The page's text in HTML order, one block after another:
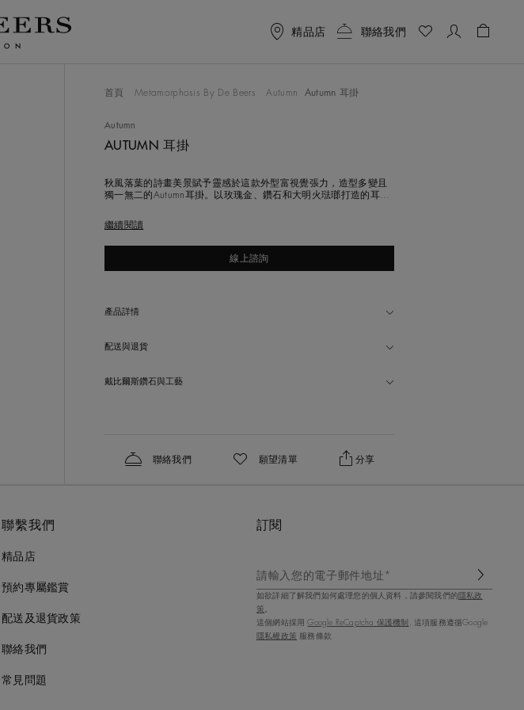
精品店 聯絡我們
導航，或選擇任何影像按鈕來變更上面的主影像
首頁 Metamorphosis By De Beers Autumn Autumn 耳掛
Autumn
AUTUMN 耳掛
秋風落葉的詩畫美景賦予靈感於這款外型富視覺張力，造型多變且
獨一無二的Autumn耳掛。以玫瑰金、鑽石和大明火琺瑯打造的耳掛
不可方物。雅緻的造型配上烈火般的漸變色調，讓人聯想到斑斕落
葉在秋風中飛舞時的動態和色彩。憑藉De Beers的創新設計和專業
繼續閱讀
線上諮詢
產品詳情
配送與退貨
戴比爾斯鑽石與工藝
聯絡我們 加入喜愛清單
願望清單 分享
聯繫我們
精品店
預約專屬鑑賞
配送及退貨政策
聯絡我們
常見問題
訂閱
請輸入您的電子郵件地址*
如欲詳細了解我們如何處理您的個人資料，請參閱我們的 隱私政
策 。
這個網站採用Google ReCaptcha 保護機制 , 這項服務遵循Google
隱私權政策 服務條款